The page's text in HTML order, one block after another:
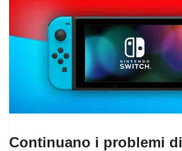
Continuano i problemi di